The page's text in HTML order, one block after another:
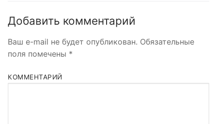
Добавить комментарий
Ваш e-mail не будет опубликован. Обязательные
поля помечены *
КОММЕНТАРИЙ